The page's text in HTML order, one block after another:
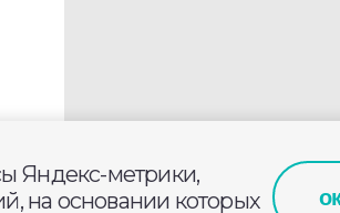
Яндекс-метрики,
на основании которых
ок